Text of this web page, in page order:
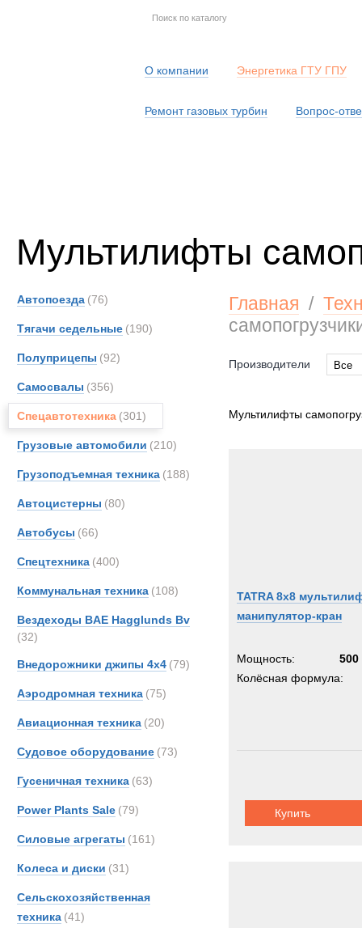
О компании Энергетика ГТУ ГПУ
Ремонт газовых турбин Вопрос-
Мультилифты
Автопоезда (76)
Тягачи седельные (190)
Полуприцепы (92)
Самосвалы (356)
Спецавтотехника (301)
Грузовые автомобили (210)
Грузоподъемная техника (188)
Автоцистерны (80)
Автобусы (66)
Спецтехника (400)
Коммунальная техника (108)
Вездеходы BAE Hagglunds Bv
(32)
Внедорожники джипы 4х4 (79)
Аэродромная техника (75)
Авиационная техника (20)
Судовое оборудование (73)
Гусеничная техника (63)
Power Plants Sale (79)
Силовые агрегаты (161)
Колеса и диски (31)
Сельскохозяйственная
техника (41)
Главная /
Производители
Все
Мультилифты
TATRA 8x8
манипулятор-кран
Мощность:
500
Колёсная формула:
Купить